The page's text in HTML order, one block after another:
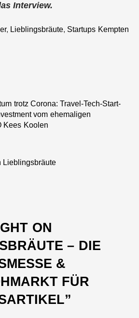
Interview.
, Lieblingsbräute, Startups Kempten
trotz Corona: Travel-Tech-Start-
vom ehemaligen
Kees Koolen
Lieblingsbräute
ON
– DIE
&
FÜR
”